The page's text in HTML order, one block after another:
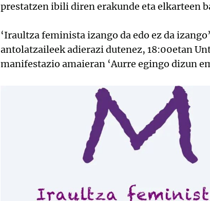
prestatzen ibili diren erakunde eta elkarteen
‘Iraultza feminista izango da edo ez da
antolatzaileek adierazi dutenez, 18:00etan
manifestazio amaieran ‘Aurre egingo dizun